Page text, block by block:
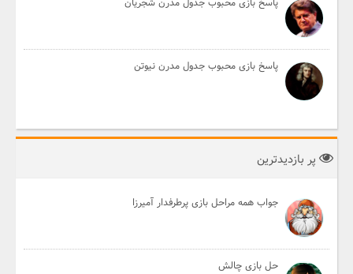
پاسخ بازی محبوب جدول مدرن نیوتن
پر بازدیدترین
جواب همه مراحل بازی پرطرفدار آمیرزا
حل بازی چالش